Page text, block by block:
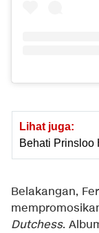
Lihat juga:
Behati Prinsloo
Belakangan,
Dutchess.